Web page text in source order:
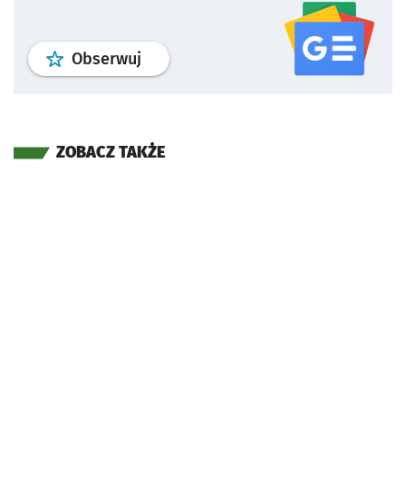
Obserwuj profil serwisu
ZOBACZ TAKŻE